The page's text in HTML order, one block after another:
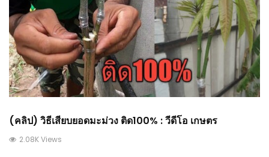
(คลิป) วิธีเสียบยอดมะม่วง ติด100% : วีดีโอ เกษตร
2.08K Views